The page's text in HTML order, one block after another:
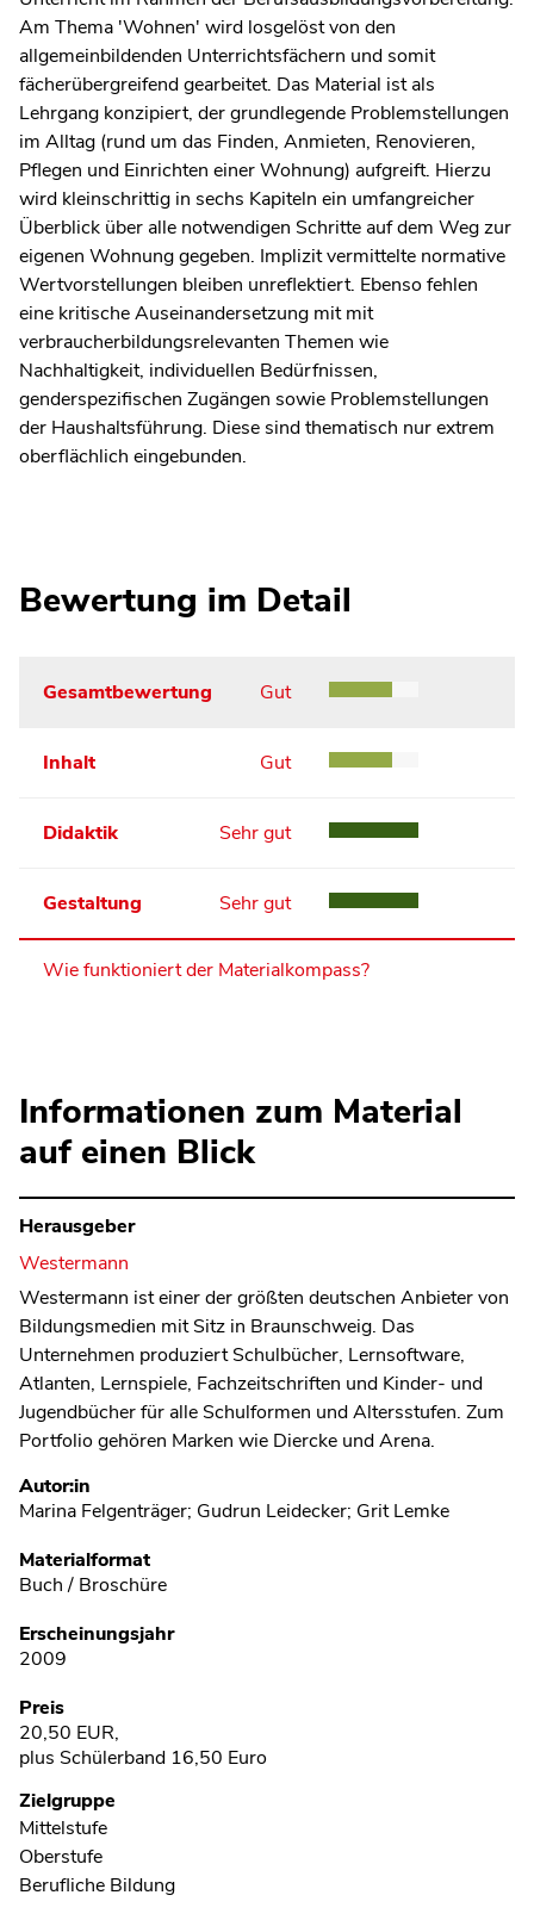
Am Thema 'Wohnen' wird losgelöst von den
allgemeinbildenden Unterrichtsfächern und somit
fächerübergreifend gearbeitet. Das Material ist als
Lehrgang konzipiert, der grundlegende Problemstellungen
im Alltag (rund um das Finden, Anmieten, Renovieren,
Pflegen und Einrichten einer Wohnung) aufgreift. Hierzu
wird kleinschrittig in sechs Kapiteln ein umfangreicher
Überblick über alle notwendigen Schritte auf dem Weg zur
eigenen Wohnung gegeben. Implizit vermittelte normative
Wertvorstellungen bleiben unreflektiert. Ebenso fehlen
eine kritische Auseinandersetzung mit mit
verbraucherbildungsrelevanten Themen wie
Nachhaltigkeit, individuellen Bedürfnissen,
genderspezifischen Zugängen sowie Problemstellungen
der Haushaltsführung. Diese sind thematisch nur extrem
oberflächlich eingebunden.
Bewertung im Detail
Gesamtbewertung Gut
Inhalt Gut
Didaktik Sehr gut
Gestaltung Sehr gut
Wie funktioniert der Materialkompass?
Informationen zum Material
auf einen Blick
Herausgeber
Westermann
Westermann ist einer der größten deutschen Anbieter von
Bildungsmedien mit Sitz in Braunschweig. Das
Unternehmen produziert Schulbücher, Lernsoftware,
Atlanten, Lernspiele, Fachzeitschriften und Kinder- und
Jugendbücher für alle Schulformen und Altersstufen. Zum
Portfolio gehören Marken wie Diercke und Arena.
Metadaten
Autor:in
Marina Felgenträger; Gudrun Leidecker; Grit Lemke
Materialformat
Buch / Broschüre
Erscheinungsjahr
2009
Preis
20,50 EUR,
plus Schülerband 16,50 Euro
Zielgruppe
Mittelstufe
Oberstufe
Berufliche Bildung